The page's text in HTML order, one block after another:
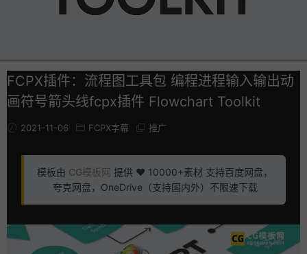
FCPX插件：流程图工具包 编程进程输入输出动
画符号箭头线fcpx插件 Flowchart Toolkit
2021-11-06 FCPX字幕 推广
模板由 CG模板网 提供 ❤️ 10000+素材 支持百度网盘，
夸克网盘，OneDrive（支持国内外）不限速下载